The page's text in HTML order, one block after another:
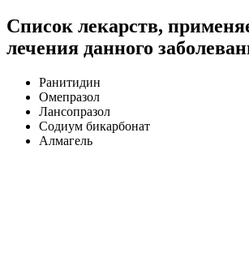
Список лекарств,
лечения данного
Ранитидин
Омепразол
Лансопразол
Содиум бикарбонат
Алмагель